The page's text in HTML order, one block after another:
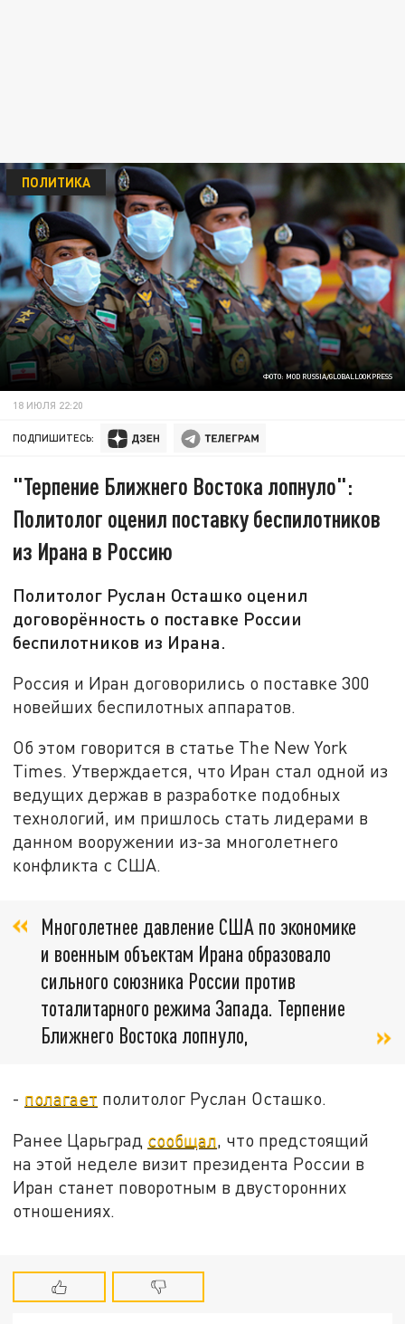
ФОТО: MOD RUSSIA/GLOBALLOOKPRESS
ПОЛИТИКА
18 ИЮЛЯ 22:20
ПОДПИШИТЕСЬ:
"Терпение Ближнего Востока лопнуло":
Политолог оценил поставку беспилотников
из Ирана в Россию
Политолог Руслан Осташко оценил
договорённость о поставке России
беспилотников из Ирана.
Россия и Иран договорились о поставке 300
новейших беспилотных аппаратов.
Об этом говорится в статье The New York
Times. Утверждается, что Иран стал одной из
ведущих держав в разработке подобных
технологий, им пришлось стать лидерами в
данном вооружении из-за многолетнего
конфликта с США.
Многолетнее давление США по экономике
и военным объектам Ирана образовало
сильного союзника России против
тоталитарного режима Запада. Терпение
Ближнего Востока лопнуло,
- полагает политолог Руслан Осташко.
Ранее Царьград сообщал, что предстоящий
на этой неделе визит президента России в
Иран станет поворотным в двусторонних
отношениях.